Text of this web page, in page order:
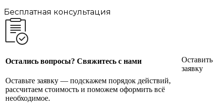
Бесплатная консультация
Остались вопросы? Свяжитесь с нами
Оставьте заявку — подскажем порядок действий,
рассчитаем стоимость и поможем оформить всё
необходимое.
Оставить
заявку